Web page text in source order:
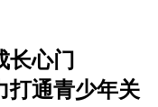
长心门
通青少年关